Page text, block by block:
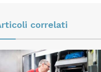
correlati